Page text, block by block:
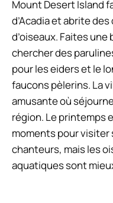
Mount Desert Island
d’Acadia et abrite
d’oiseaux. Faites une
chercher des
pour les eiders et le
faucons pèlerins. La
amusante où
région. Le printemps
moments pour visiter
chanteurs, mais les
aquatiques sont